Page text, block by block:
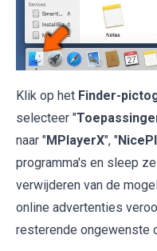
Klik op het Finder-
selecteer "
naar "MPlayerX", "
programma's en sleep
verwijderen van de
online advertenties
resterende ongewenste